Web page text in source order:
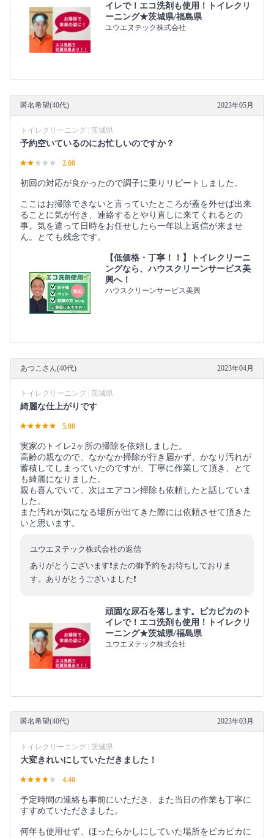
イレで！エコ洗剤も使用！トイレクリ
ーニング★茨城県/福島県
ユウエヌテック株式会社
匿名希望(40代) 2023年05月
トイレクリーニング | 茨城県
予約空いているのにお忙しいのですか？
2.00
初回の対応が良かったので調子に乗りリピートしました。
ここはお掃除できないと言っていたところが蓋を外せば出来
ることに気が付き、連絡するとやり直しに来てくれるとの
事。気を遣って日時をお任せしたら一年以上返信が来ませ
ん。とても残念です。
【低価格・丁寧！！】トイレクリーニ
ングなら、ハウスクリーンサービス美
興へ！
ハウスクリーンサービス美興
あつこさん(40代) 2023年04月
トイレクリーニング | 茨城県
綺麗な仕上がりです
5.00
実家のトイレ2ヶ所の掃除を依頼しました。
高齢の親なので、なかなか掃除が行き届かず、かなり汚れが
蓄積してしまっていたのですが、丁寧に作業して頂き、とて
も綺麗になりました。
親も喜んでいて、次はエアコン掃除も依頼したと話していま
した。
また汚れが気になる場所が出てきた際には依頼させて頂きた
いと思います。
ユウエヌテック株式会社の返信
ありがとうございます❗️またの御予約をお待ちしておりま
す。ありがとうございました❗️
頑固な尿石を落します。ピカピカのト
イレで！エコ洗剤も使用！トイレクリ
ーニング★茨城県/福島県
ユウエヌテック株式会社
匿名希望(40代) 2023年03月
トイレクリーニング | 茨城県
大変きれいにしていただきました！
4.40
予定時間の連絡も事前にいただき、また当日の作業も丁寧に
すすめていただきました。
何年も使用せず、ほったらかしにしていた場所をピカピカに